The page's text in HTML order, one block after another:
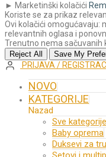
► Marketinški kolačići
Koriste se za prikaz
Ovi kolačići omogućavaju:
relevantnih oglasa i
Trenutno nema sačuvanih
Reject All Save My
PRIJAVA /
NOVO
KATEGORIJE
Nazad
Sve kategorije
Baby oprema
Duksevi za